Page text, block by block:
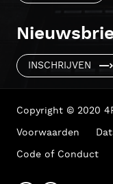
INSCHRIJVEN
Copyright © 2020
Voorwaarden
Code of Conduct